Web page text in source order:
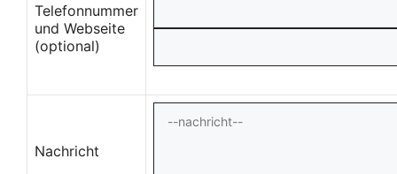
Telefonnummer
und Webseite
(optional)
Nachricht